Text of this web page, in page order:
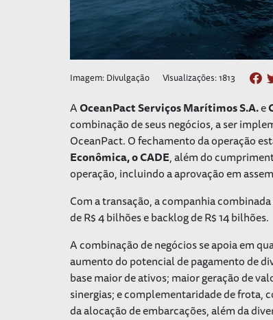
Imagem: Divulgação Visualizações: 1813
AOceanPact Serviços Marítimos S.A.e
combinação de seus negócios, a ser
OceanPact. O fechamento da operação
Econômica, o CADE, além do
operação, incluindo a aprovação em
Com a transação, a companhia
de R$ 4 bilhões e backlog de R$ 14 bilhões.
A combinação de negócios se apoia em
aumento do potencial de pagamento de
base maior de ativos; maior geração de
sinergias; e complementaridade de frota,
da alocação de embarcações, além da